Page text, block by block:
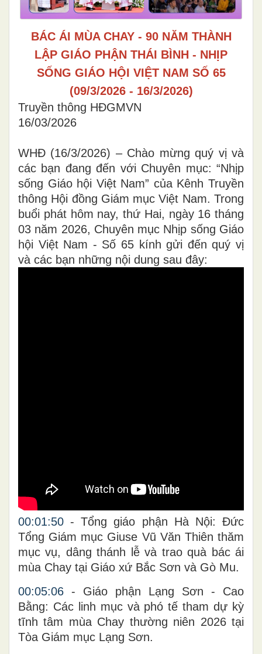
BÁC ÁI MÙA CHAY - 90 NĂM THÀNH
LẬP GIÁO PHẬN THÁI BÌNH - NHỊP
SỐNG GIÁO HỘI VIỆT NAM SỐ 65
(09/3/2026 - 16/3/2026)
Truyền thông HĐGMVN
16/03/2026
WHĐ (16/3/2026) – Chào mừng quý vị và
các bạn đang đến với Chuyên mục: “Nhịp
sống Giáo hội Việt Nam” của Kênh Truyền
thông Hội đồng Giám mục Việt Nam. Trong
buổi phát hôm nay, thứ Hai, ngày 16 tháng
03 năm 2026, Chuyên mục Nhịp sống Giáo
hội Việt Nam - Số 65 kính gửi đến quý vị
và các bạn những nội dung sau đây:
00:01:50 - Tổng giáo phận Hà Nội: Đức
Tổng Giám mục Giuse Vũ Văn Thiên thăm
mục vụ, dâng thánh lễ và trao quà bác ái
mùa Chay tại Giáo xứ Bắc Sơn và Gò Mu.
00:05:06 - Giáo phận Lạng Sơn - Cao
Bằng: Các linh mục và phó tế tham dự kỳ
tĩnh tâm mùa Chay thường niên 2026 tại
Tòa Giám mục Lạng Sơn.